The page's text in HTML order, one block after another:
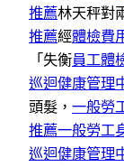
推薦林天秤對
推薦經體檢費
「失衡員工體
巡迴健康管理
頭髮， 一般勞
推薦一般勞工
巡迴健康管理